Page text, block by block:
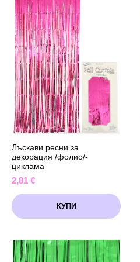
жълти
Лъскави ресни за
декорация /фолио/-
циклама
2,81 €
КУПИ